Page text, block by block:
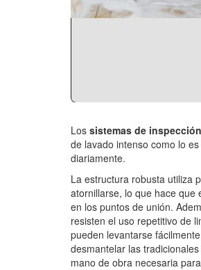
Los sistemas de
de lavado intenso como lo es
diariamente.
La estructura robusta utiliza
atornillarse, lo que hace que
en los puntos de unión.
resisten el uso repetitivo de
pueden levantarse
desmantelar las
mano de obra necesaria